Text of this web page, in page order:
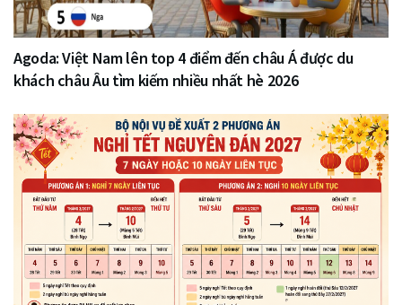
Agoda: Việt Nam lên top 4 điểm đến châu Á được du
khách châu Âu tìm kiếm nhiều nhất hè 2026